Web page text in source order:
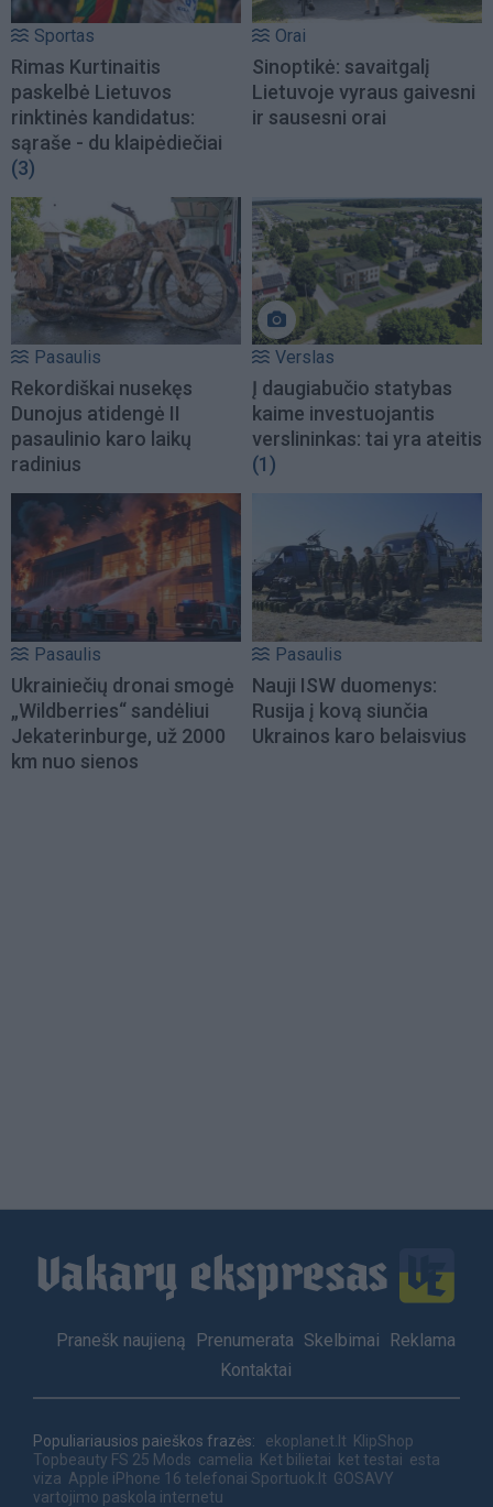
Sportas
Rimas Kurtinaitis
paskelbė Lietuvos
rinktinės kandidatus:
sąraše - du klaipėdiečiai
(3)
Orai
Sinoptikė: savaitgalį
Lietuvoje vyraus gaivesni
ir sausesni orai
Pasaulis
Rekordiškai nusekęs
Dunojus atidengė II
pasaulinio karo laikų
radinius
Verslas
Į daugiabučio statybas
kaime investuojantis
verslininkas: tai yra ateitis
(1)
Pasaulis
Ukrainiečių dronai smogė
„Wildberries“ sandėliui
Jekaterinburge, už 2000
km nuo sienos
Pasaulis
Nauji ISW duomenys:
Rusija į kovą siunčia
Ukrainos karo belaisvius
Footer
Pranešk naujieną Prenumerata Skelbimai
Reklama
Kontaktai
Populiariausios paieškos frazės: ekoplanet.lt KlipShop
Topbeauty FS 25 Mods camelia Ket bilietai ket testai esta
viza Apple iPhone 16 telefonai Sportuok.lt GOSAVY
vartojimo paskola internetu